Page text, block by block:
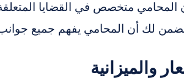
المحامي متخصص في القضايا المتعلقة
لك أن المحامي يفهم جميع جوانب